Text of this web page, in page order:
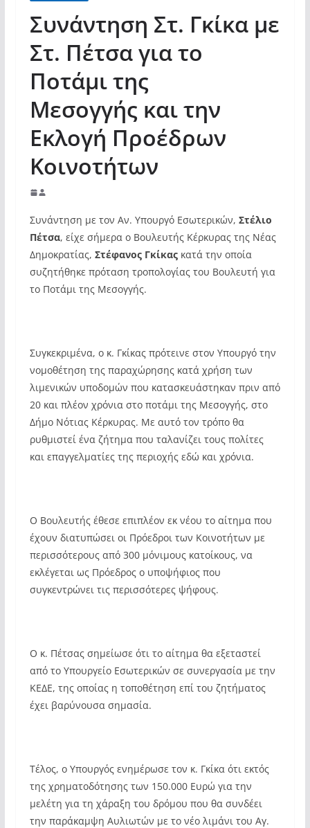
Συνάντηση Στ. Γκίκα με
Στ. Πέτσα για το
Ποτάμι της
Μεσογγής και την
Εκλογή Προέδρων
Κοινοτήτων
Συνάντηση με τον Αν. Υπουργό Εσωτερικών, Στέλιο
Πέτσα, είχε σήμερα ο Βουλευτής Κέρκυρας της Νέας
Δημοκρατίας, Στέφανος Γκίκαςκατά την οποία
συζητήθηκε πρόταση τροπολογίας του Βουλευτή για
το Ποτάμι της Μεσογγής.
Συγκεκριμένα, ο κ. Γκίκας πρότεινε στον Υπουργό την
νομοθέτηση της παραχώρησης κατά χρήση των
λιμενικών υποδομών που κατασκευάστηκαν πριν από
20 και πλέον χρόνια στο ποτάμι της Μεσογγής, στο
Δήμο Νότιας Κέρκυρας. Με αυτό τον τρόπο θα
ρυθμιστεί ένα ζήτημα που ταλανίζει τους πολίτες
και επαγγελματίες της περιοχής εδώ και χρόνια.
Ο Βουλευτής έθεσε επιπλέον εκ νέου το αίτημα που
έχουν διατυπώσει οι Πρόεδροι των Κοινοτήτων με
περισσότερους από 300 μόνιμους κατοίκους, να
εκλέγεται ως Πρόεδρος ο υποψήφιος που
συγκεντρώνει τις περισσότερες ψήφους.
Ο κ. Πέτσας σημείωσε ότι το αίτημα θα εξεταστεί
από το Υπουργείο Εσωτερικών σε συνεργασία με την
ΚΕΔΕ, της οποίας η τοποθέτηση επί του ζητήματος
έχει βαρύνουσα σημασία.
Τέλος, ο Υπουργός ενημέρωσε τον κ. Γκίκα ότι εκτός
της χρηματοδότησης των 150.000 Ευρώ για την
μελέτη για τη χάραξη του δρόμου που θα συνδέει
την παράκαμψη Αυλιωτών με το νέο λιμάνι του Αγ.